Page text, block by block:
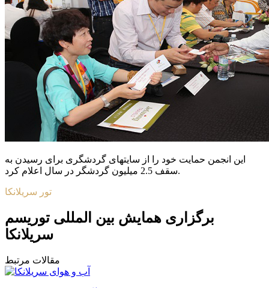
این انجمن حمایت خود را از سایتهای گردشگری برای رسیدن به
سقف 2.5 میلیون گردشگر در سال اعلام کرد.
تور سریلانکا
برگزاری همایش بین المللی توریسم
سریلانکا
مقالات مرتبط